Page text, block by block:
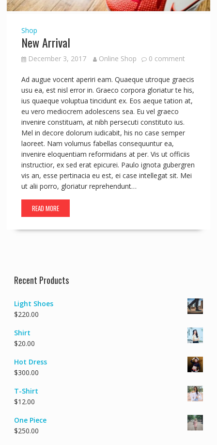
Shop
New Arrival
December 3, 2017 Online Shop 0 comment
Ad augue vocent aperiri eam. Quaeque utroque graecis
usu ea, est nisl error in. Graeco corpora gloriatur te his,
ius quaeque voluptua tincidunt ex. Eos aeque tation at,
eu vero mediocrem adolescens sea. Eu vel graeco
invenire constituam, at nibh persecuti constituto ius.
Mel in decore dolorum iudicabit, his no case semper
laoreet. Nam volumus fabellas consequuntur ea,
invenire eloquentiam reformidans at per. Vis ut officiis
instructior, ex sed erat epicurei. Paulo ignota gubergren
vis an, esse pertinacia eu est, ei case intellegat sit. Mei
ut alii porro, gloriatur reprehendunt…
READ MORE
Recent Products
Light Shoes
$220.00
Shirt
$20.00
Hot Dress
$300.00
T-Shirt
$12.00
One Piece
$250.00